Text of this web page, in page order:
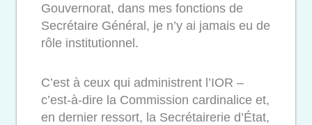
Gouvernorat, dans mes fonctions de
Secrétaire Général, je n’y ai jamais eu de
rôle institutionnel.
C’est à ceux qui administrent l’IOR –
c’est-à-dire la Commission cardinalice et,
en dernier ressort, la Secrétairerie d’État,